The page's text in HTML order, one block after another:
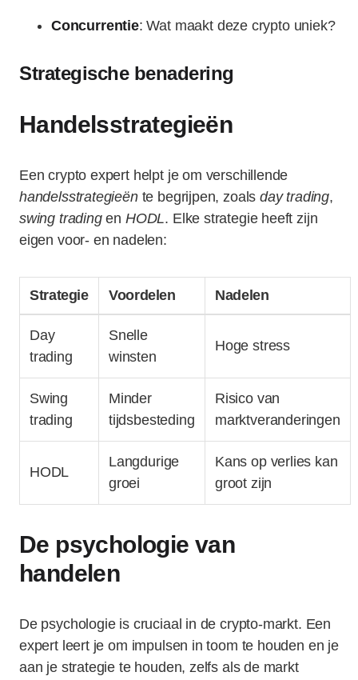
Concurrentie: Wat maakt deze crypto uniek?
Strategische benadering
Handelsstrategieën
Een crypto expert helpt je om verschillende
handelsstrategieënte begrijpen, zoals day trading,
swing tradingen HODL. Elke strategie heeft zijn
eigen voor- en nadelen:
Strategie Voordelen Nadelen
Day
trading
Snelle
winsten
Hoge stress
Swing
trading
Minder
tijdsbesteding
Risico van
marktveranderingen
HODL
Langdurige
groei
Kans op verlies kan
groot zijn
De psychologie van
handelen
De psychologie is cruciaal in de crypto-markt. Een
expert leert je om impulsen in toom te houden en je
aan je strategie te houden, zelfs als de markt